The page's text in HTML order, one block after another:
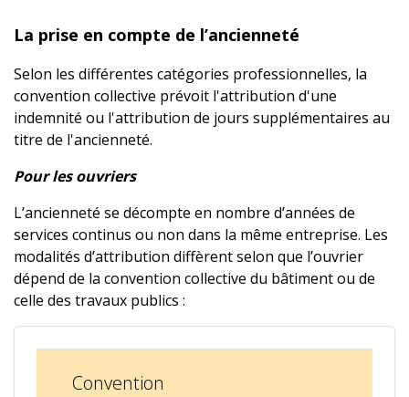
La prise en compte de l’ancienneté
Selon les différentes catégories professionnelles, la
convention collective prévoit l'attribution d'une
indemnité ou l'attribution de jours supplémentaires au
titre de l'ancienneté.
Pour les ouvriers
L’ancienneté se décompte en nombre d’années de
services continus ou non dans la même entreprise. Les
modalités d’attribution diffèrent selon que l’ouvrier
dépend de la convention collective du bâtiment ou de
celle des travaux publics :
Convention